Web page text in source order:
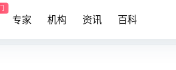
专家 机构 资讯 百科